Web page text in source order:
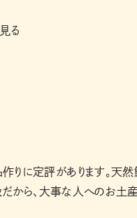
る
りに定評があります。天然
だから、大事な人へのお土